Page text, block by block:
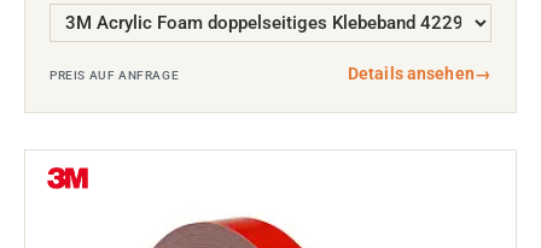
PREIS AUF ANFRAGE Details ansehen→